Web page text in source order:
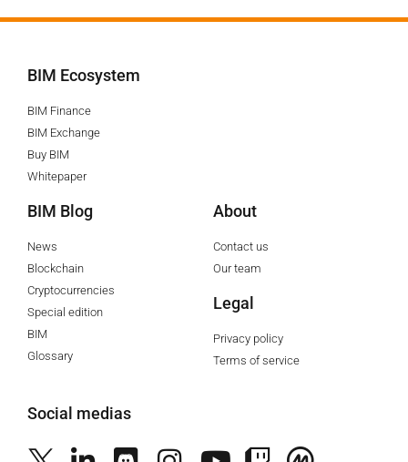
BIM Ecosystem
BIM Finance
BIM Exchange
Buy BIM
Whitepaper
BIM Blog
News
Blockchain
Cryptocurrencies
Special edition
BIM
Glossary
About
Contact us
Our team
Legal
Privacy policy
Terms of service
Social medias